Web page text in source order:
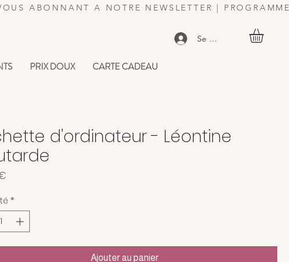
ABONNANT A NOTRE NEWSLETTER |
Se connecter
PRIX DOUX CARTE CADEAU
d'ordinateur - Léontine
*
Ajouter au panier